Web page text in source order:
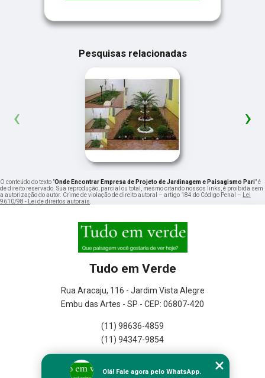
Pesquisas relacionadas
‹ ›
O conteúdo do texto "Onde Encontrar Empresa de Projeto de Jardinagem e Paisagismo Pari" é
de direito reservado. Sua reprodução, parcial ou total, mesmo citando nossos links, é proibida sem
a autorização do autor. Crime de violação de direito autoral – artigo 184 do Código Penal –
Lei
9610/98 - Lei de direitos autorais
Tudo em Verde
Rua Aracaju, 116 - Jardim Vista Alegre
Embu das Artes - SP - CEP: 06807-420
(11) 98636-4859
(11) 94347-9854
Empresa
Olá! Fale agora pelo WhatsApp.